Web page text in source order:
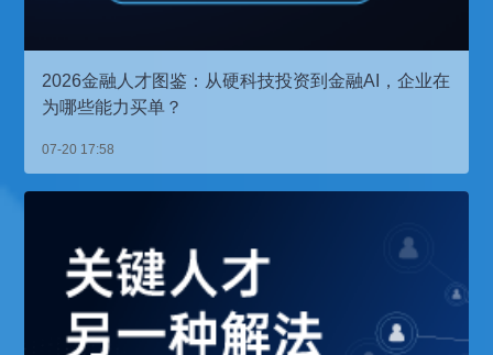
2026金融人才图鉴：从硬科技投资到金融AI，企业在
为哪些能力买单？
07-20 17:58